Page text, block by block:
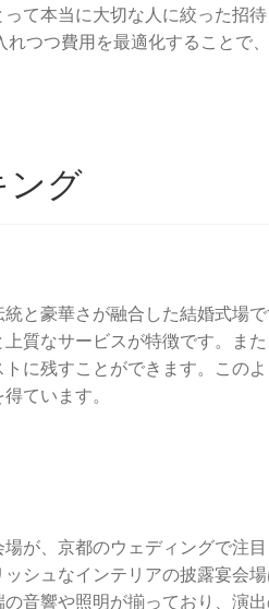
て本当に大切な人に絞った招
つつ費用を最適化することで
ング
と豪華さが融合した結婚式場
質なサービスが特徴です。ま
に残すことができます。この
ています。
が、京都のウェディングで注
シュなインテリアの披露宴会
音響や照明が揃っており、演